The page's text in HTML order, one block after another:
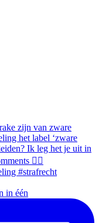
in één